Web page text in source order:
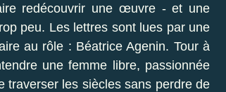
redécouvrir une œuvre - et une
peu. Les lettres sont lues par une
au rôle : Béatrice Agenin. Tour à
une femme libre, passionnée
traverser les siècles sans perdre de